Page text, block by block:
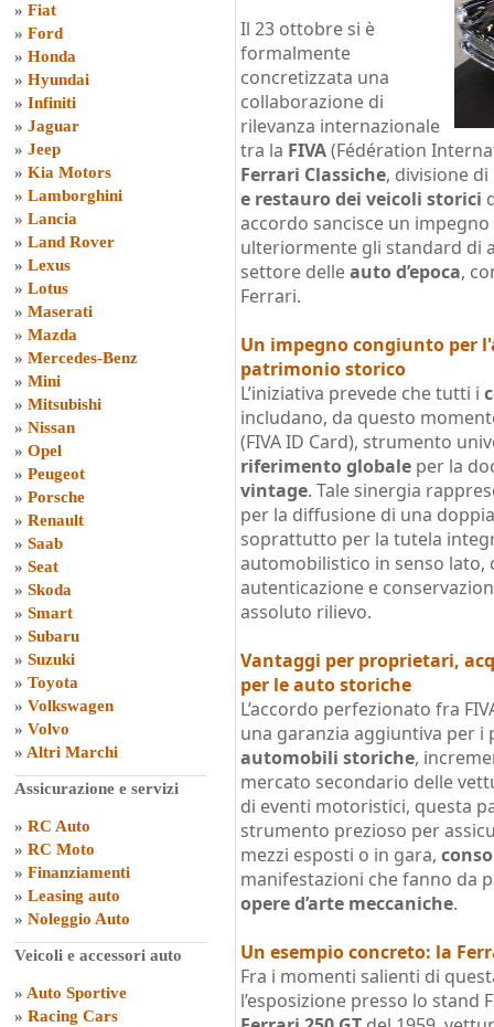
» Fiat
» Ford
» Honda
» Hyundai
» Infiniti
» Jaguar
» Jeep
» Kia Motors
» Lamborghini
» Lancia
» Land Rover
» Lexus
» Lotus
» Maserati
» Mazda
» Mercedes-Benz
» Mini
» Mitsubishi
» Nissan
» Opel
» Peugeot
» Porsche
» Renault
» Saab
» Seat
» Skoda
» Smart
» Subaru
» Suzuki
» Toyota
» Volkswagen
» Volvo
» Altri Marchi
Assicurazione e servizi
» RC Auto
» RC Moto
» Finanziamenti
» Leasing auto
» Noleggio Auto
Veicoli e accessori auto
» Auto Sportive
» Racing Cars
Il 23 ottobre si è
formalmente
concretizzata una
collaborazione di
rilevanza internazionale
tra la FIVA(Fédération
Ferrari Classiche, divisione
e restauro dei veicoli storici
accordo sancisce un
ulteriormente gli standard di
settore delleauto d’epoca,
Ferrari.
Un impegno congiunto per
patrimonio storico
L’iniziativa prevede che tutti i
includano, da questo
(FIVA ID Card), strumento
riferimento globale per la
vintage. Tale sinergia
per la diffusione di una
soprattutto per la tutela
automobilistico in senso lato,
autenticazione e
assoluto rilievo.
Vantaggi per proprietari,
per le auto storiche
L’accordo perfezionato fra
una garanzia aggiuntiva per i
automobili storiche,
mercato secondario delle
di eventi motoristici, questa
strumento prezioso per
mezzi esposti o in gara,
manifestazioni che fanno da
opere d’arte meccaniche.
Un esempio concreto: la
Fra i momenti salienti di
l’esposizione presso lo stand